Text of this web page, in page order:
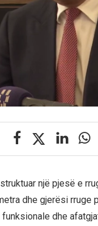
një pjesë e
dhe gjerësi rruge
dhe